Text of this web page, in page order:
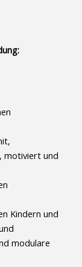
motiviert und
Kindern und
modulare